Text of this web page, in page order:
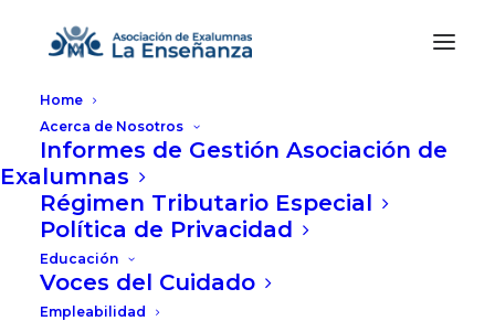
Home
Acerca de Nosotros
Informes de Gestión Asociación de
Exalumnas
Régimen Tributario Especial
Política de Privacidad
Educación
Voces del Cuidado
Empleabilidad
Great things are on the
horizon